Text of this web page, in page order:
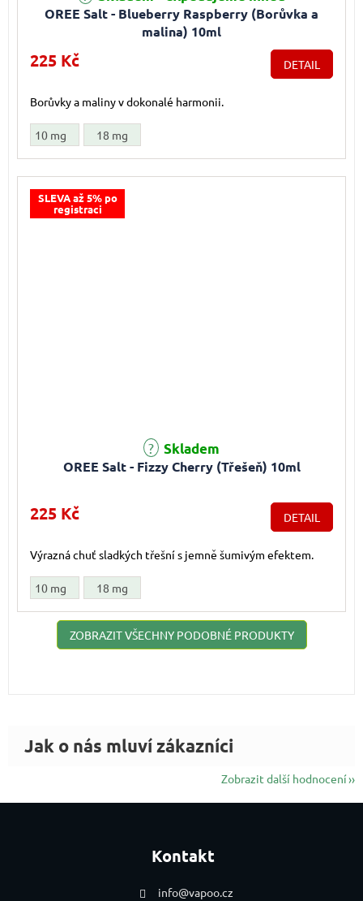
OREE Salt - Blueberry Raspberry (Borůvka a
malina) 10ml
225 Kč DETAIL
Borůvky a maliny v dokonalé harmonii.
10 mg 18 mg
SLEVA až 5% po
registraci
OREE Salt - Fizzy Cherry (Třešeň) 10ml
Skladem
225 Kč DETAIL
Výrazná chuť sladkých třešní s jemně šumivým efektem.
10 mg 18 mg
ZOBRAZIT VŠECHNY PODOBNÉ PRODUKTY
Zobrazit další hodnocení
Kontakt
info@vapoo.cz